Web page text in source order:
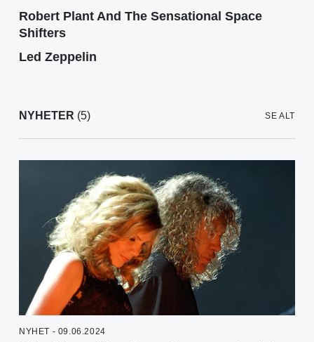
Robert Plant And The Sensational Space
Shifters
Led Zeppelin
NYHETER (5) SE ALT
NYHET - 09.06.2024